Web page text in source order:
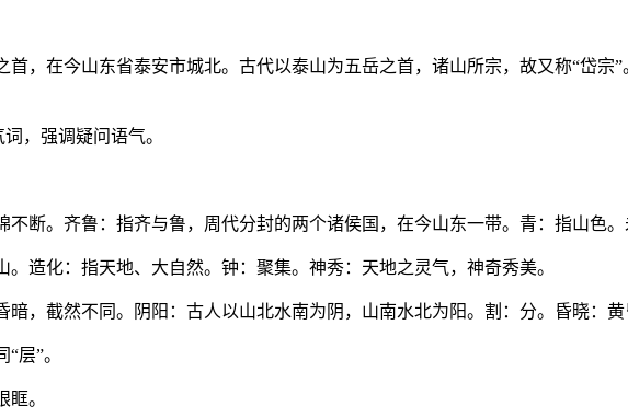
，在今山东省泰安市城北。古代以泰山为五岳之首，诸山所宗，故又称“岱宗
，强调疑问语气。
断。齐鲁：指齐与鲁，周代分封的两个诸侯国，在今山东一带。青：指山色。
造化：指天地、大自然。钟：聚集。神秀：天地之灵气，神奇秀美。
，截然不同。阴阳：古人以山北水南为阴，山南水北为阳。割：分。昏晓：黄
层”。
。